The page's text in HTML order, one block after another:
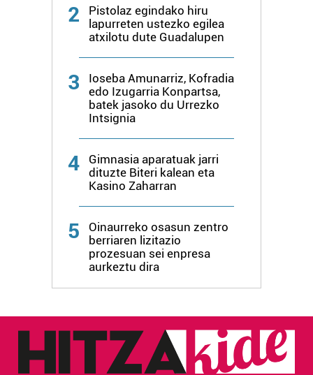
2
Pistolaz egindako hiru
lapurreten ustezko egilea
atxilotu dute Guadalupen
3
Ioseba Amunarriz, Kofradia
edo Izugarria Konpartsa,
batek jasoko du Urrezko
Intsignia
4
Gimnasia aparatuak jarri
dituzte Biteri kalean eta
Kasino Zaharran
5
Oinaurreko osasun zentro
berriaren lizitazio
prozesuan sei enpresa
aurkeztu dira